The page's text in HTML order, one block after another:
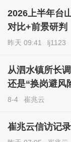
2026上半年台
对比+前景研判
昨天 09:41 lj1123
从泗水镇所长
还是“换岗避风
8-4 崔兆云
崔兆云信访记